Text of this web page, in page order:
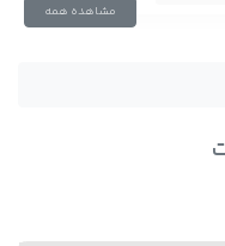
ویرایش قبض هلند
مشاهده همه